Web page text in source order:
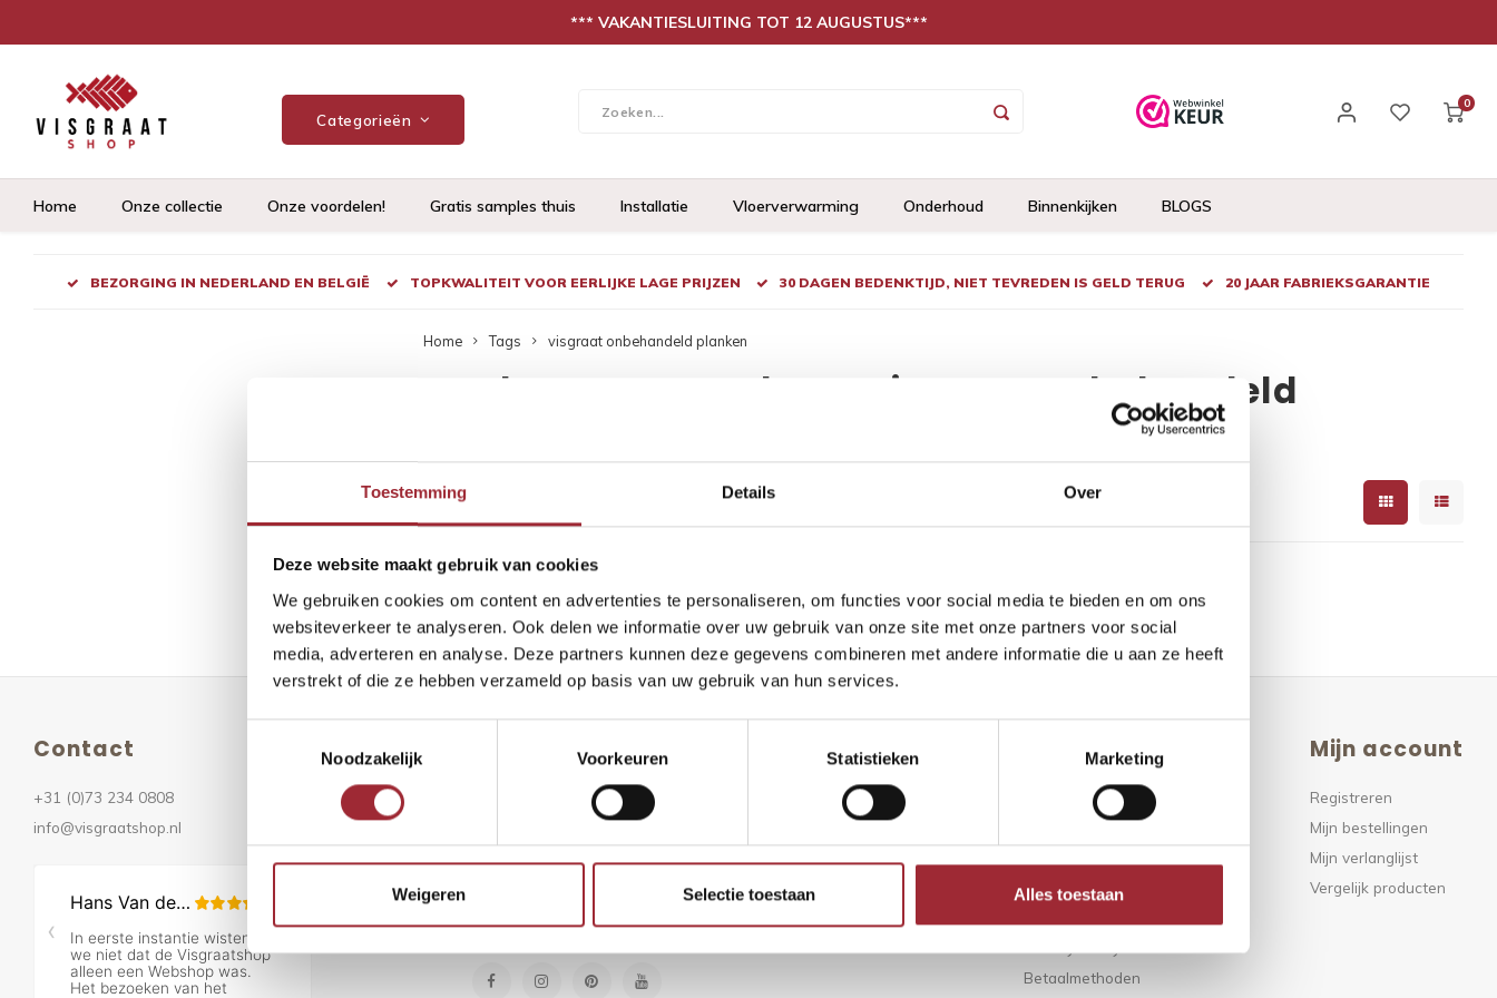
Toestemming Details Over
Deze website maakt gebruik van cookies
We gebruiken cookies om content en advertenties te personaliseren, om functies voor social media te bieden en om ons
websiteverkeer te analyseren. Ook delen we informatie over uw gebruik van onze site met onze partners voor social
media, adverteren en analyse. Deze partners kunnen deze gegevens combineren met andere informatie die u aan ze heeft
verstrekt of die ze hebben verzameld op basis van uw gebruik van hun services.
Noodzakelijk
Voorkeuren Statistieken Marketing
Weigeren Selectie toestaan Alles toestaan
*** VAKANTIESLUITING TOT 12 AUGUSTUS***
Categorieën
0
Home Onze collectie Onze voordelen! Gratis samples thuis Installatie Vloerverwarming Onderhoud Binnenkijken BLOGS
BEZORGING IN NEDERLAND EN BELGIË TOPKWALITEIT VOOR EERLIJKE LAGE PRIJZEN 30 DAGEN BEDENKTIJD, NIET TEVREDEN IS GELD TERUG 20 JAAR FABRIEKSGARANTIE
Home Tags visgraat onbehandeld planken
Producten getagd met visgraat onbehandeld
Meest bekeken
Geen producten gevonden!...
Contact
+31 (0)73 234 0808
info@visgraatshop.nl
Nieuwsbrief
Ontvang de laatste updates, nieuws en aanbiedingen via email
Abonneer
Volg ons
Klantenservice
Klantenservice
Algemene voorwaarden
Betaalmethoden
Mijn account
Registreren
Mijn bestellingen
Mijn verlanglijst
Vergelijk producten